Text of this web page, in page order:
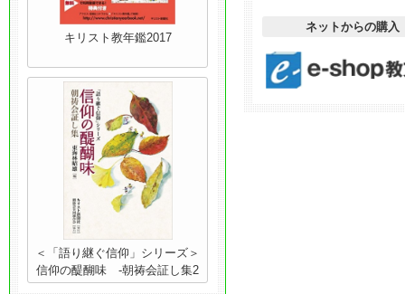
ネットからの購入
キリスト教年鑑2017
＜「語り継ぐ信仰」シリーズ＞
信仰の醍醐味 -朝祷会証し集2